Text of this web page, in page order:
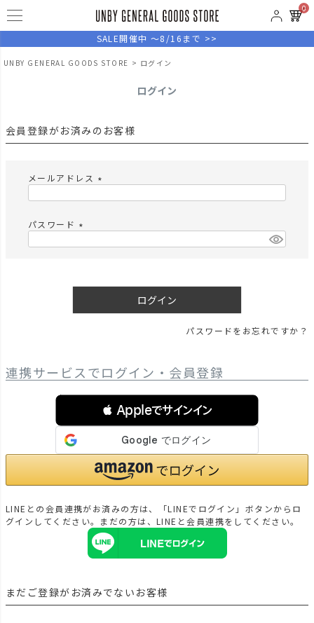
0
SALE開催中 ～8/16まで >>
UNBY GENERAL GOODS STORE ログイン
ログイン
会員登録がお済みのお客様
メールアドレス
)
パスワード
ログイン
パスワードをお忘れですか？
連携サービスでログイン・会員登録
 Appleでサインイン
LINEとの会員連携がお済みの方は、「LINEでログイン」ボタンからロ
グインしてください。まだの方は、LINEと会員連携をしてください。
まだご登録がお済みでないお客様